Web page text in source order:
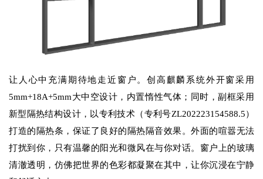
让人心中充满期待地走近窗户。创高麒麟系统外开窗采用
5mm+18A+5mm大中空设计，内置惰性气体；同时，副框采用
新型隔热结构设计，以专利技术（专利号ZL202223154588.5）
打造的隔热条，保证了良好的隔热隔音效果。外面的喧嚣无法
打扰到你，只有温馨的阳光和微风在与你对话。窗户上的玻璃
清澈透明，仿佛把世界的色彩都凝聚在其中，让你沉浸在宁静